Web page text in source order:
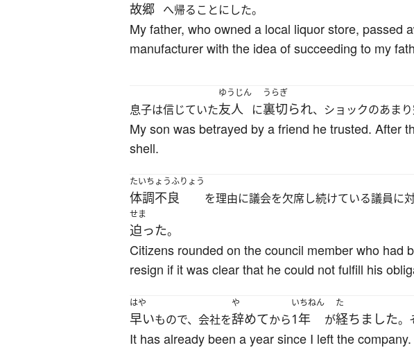
故郷 へ帰ることにした。
My father, who owned a local liquor store, passed
manufacturer with the idea of succeeding to my
息子は信じていた
ゆうじん
友人 に
うらぎ
裏切られ、ショックのあま
My son was betrayed by a friend he trusted. After
shell.
たいちょうふりょう
体調不良 を理由に議会を欠席し続けている議員に
せま
迫った。
Citizens rounded on the council member who had
resign if it was clear that he could not fulfill his
はや
早いもので、会社を
や
辞めてから
いちねん
1年 が
た
経ちました。
It has already been a year since I left the